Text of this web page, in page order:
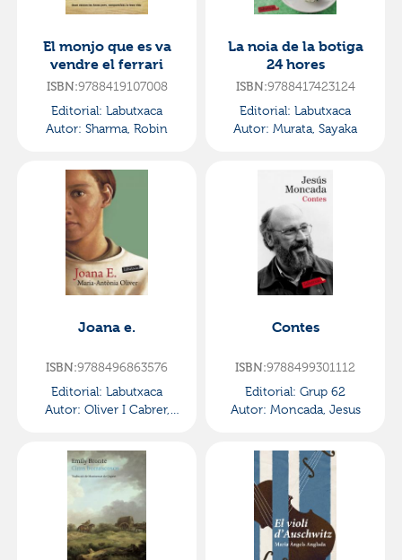
El monjo que es va
vendre el ferrari
ISBN:9788419107008
Editorial: Labutxaca
Autor: Sharma, Robin
La noia de la botiga
24 hores
ISBN:9788417423124
Editorial: Labutxaca
Autor: Murata, Sayaka
Joana e.
ISBN:9788496863576
Editorial: Labutxaca
Autor: Oliver I Cabrer,
Contes
ISBN:9788499301112
Editorial: Grup 62
Autor: Moncada, Jesus